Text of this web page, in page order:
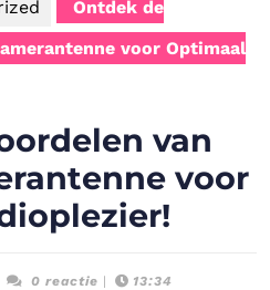
Ontdek de
voor Optimaal
van
voor
0 reactie 13:34